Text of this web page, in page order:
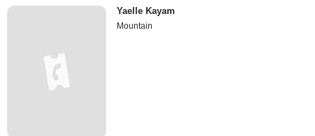
Yaelle Kayam
Mountain